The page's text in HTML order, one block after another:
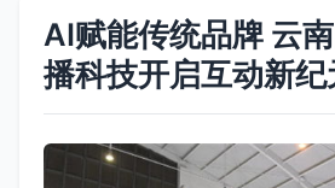
AI赋能传统品牌 云
播科技开启互动新纪